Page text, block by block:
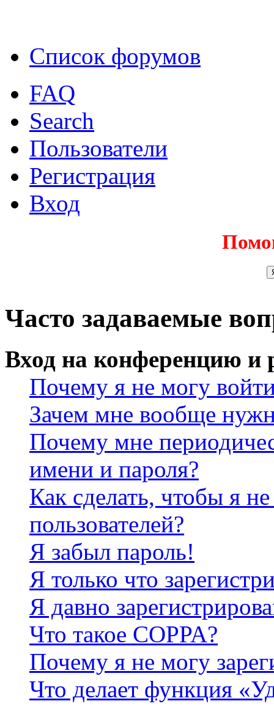
Список форумов
FAQ
Search
Пользователи
Регистрация
Вход
Часто задаваемые
Вход на конференцию и
Почему я не могу
Зачем мне вообще
Почему мне
имени и пароля?
Как сделать, чтобы я
пользователей?
Я забыл пароль!
Я только что
Я давно
Что такое COPPA?
Почему я не могу
Что делает функция